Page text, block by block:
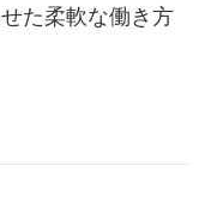
た柔軟な働き方